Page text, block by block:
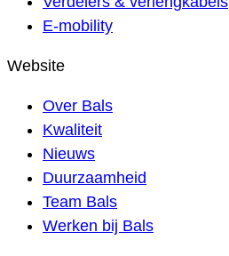
E-mobility
Website
Over Bals
Kwaliteit
Nieuws
Duurzaamheid
Team Bals
Werken bij Bals